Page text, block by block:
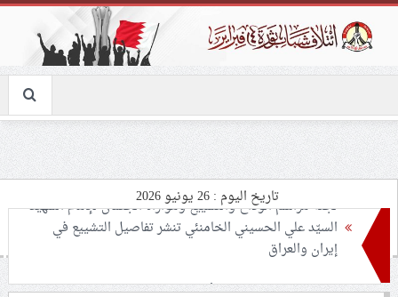
تاريخ اليوم : 26 يونيو 2026
تحذيرات من استغلال الأوضاع في غزّة لإشعال صراعات
داخليّة تخدم الاحتلال